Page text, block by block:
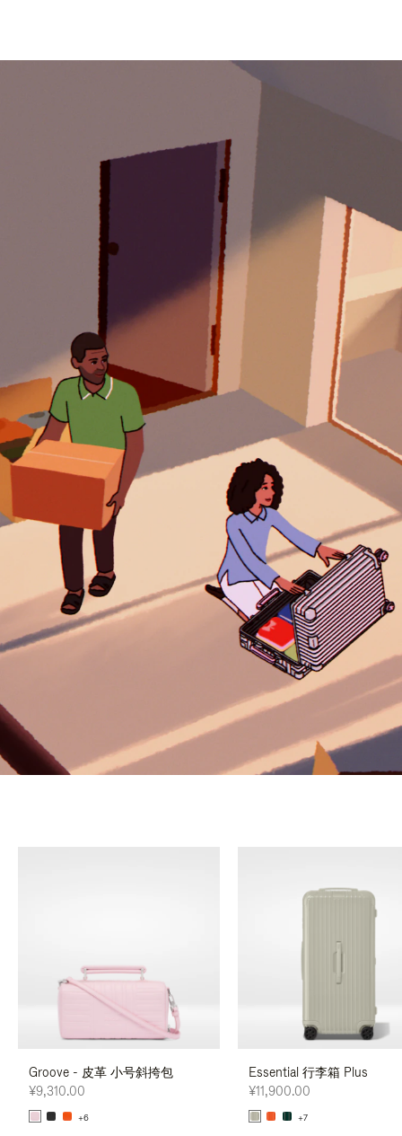
Groove - 皮革 小号斜挎包
¥9,310.00
+6
Essential 行李箱 Plus
¥11,900.00
+7